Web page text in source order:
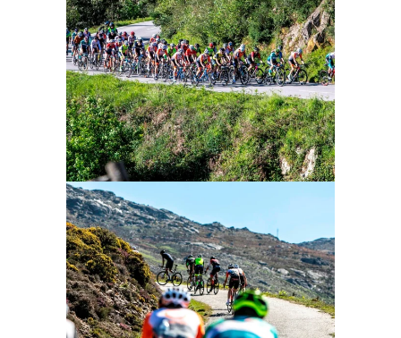
Ampliar
Ampliar